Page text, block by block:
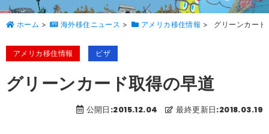
ホーム > 海外移住ニュース > アメリカ移住情報 > グリーンカード
アメリカ移住情報 ビザ
グリーンカード取得の早道
公開日:2015.12.04 最終更新日:2018.03.19